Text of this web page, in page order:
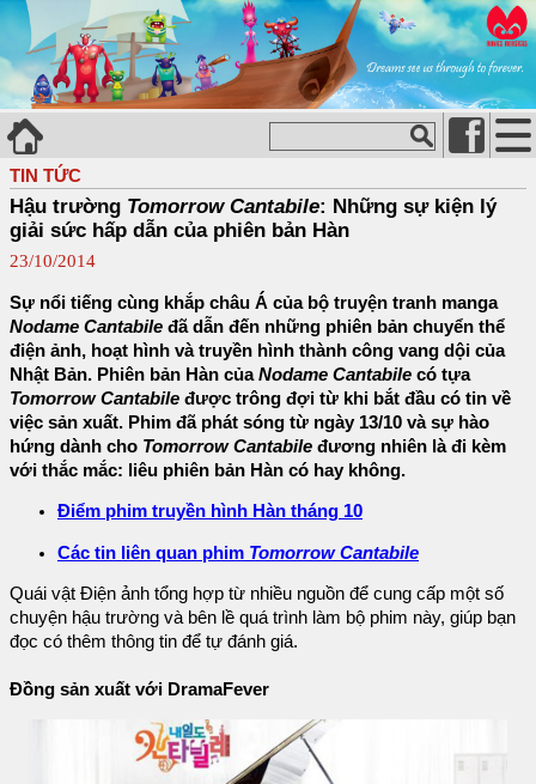
TIN TỨC
Hậu trường Tomorrow Cantabile: Những sự kiện lý
giải sức hấp dẫn của phiên bản Hàn
23/10/2014
Sự nổi tiếng cùng khắp châu Á của bộ truyện tranh manga
Nodame Cantabile đã dẫn đến những phiên bản chuyển thể
điện ảnh, hoạt hình và truyền hình thành công vang dội của
Nhật Bản. Phiên bản Hàn củaNodame Cantabile có tựa
Tomorrow Cantabile được trông đợi từ khi bắt đầu có tin về
việc sản xuất. Phim đã phát sóng từ ngày 13/10 và sự hào
hứng dành cho Tomorrow Cantabile đương nhiên là đi kèm
với thắc mắc: liêu phiên bản Hàn có hay không.
Điểm phim truyền hình Hàn tháng 10
Các tin liên quan phim Tomorrow Cantabile
Quái vật Điện ảnh tổng hợp từ nhiều nguồn để cung cấp một số
chuyện hậu trường và bên lề quá trình làm bộ phim này, giúp bạn
đọc có thêm thông tin để tự đánh giá.
Đồng sản xuất với DramaFever